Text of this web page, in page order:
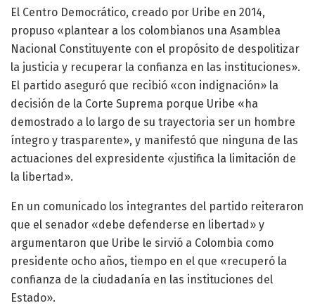
El Centro Democrático, creado por Uribe en 2014,
propuso «plantear a los colombianos una Asamblea
Nacional Constituyente con el propósito de despolitizar
la justicia y recuperar la confianza en las instituciones».
El partido aseguró que recibió «con indignación» la
decisión de la Corte Suprema porque Uribe «ha
demostrado a lo largo de su trayectoria ser un hombre
íntegro y trasparente», y manifestó que ninguna de las
actuaciones del expresidente «justifica la limitación de
la libertad».
En un comunicado los integrantes del partido reiteraron
que el senador «debe defenderse en libertad» y
argumentaron que Uribe le sirvió a Colombia como
presidente ocho años, tiempo en el que «recuperó la
confianza de la ciudadanía en las instituciones del
Estado».